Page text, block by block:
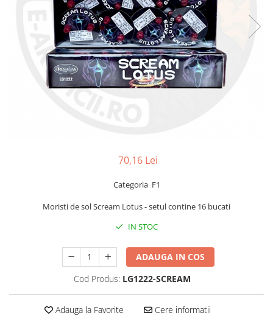
70,16 Lei
Categoria F1
Moristi de sol Scream Lotus - setul contine 16 bucati
IN STOC
ADAUGA IN COS
Cod Produs: LG1222-SCREAM
Adauga la Favorite Cere informatii